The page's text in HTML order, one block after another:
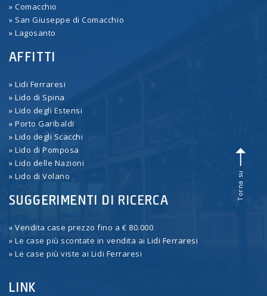
» Comacchio
» San Giuseppe di Comacchio
» Lagosanto
AFFITTI
» Lidi Ferraresi
» Lido di Spina
» Lido degli Estensi
» Porto Garibaldi
» Lido degli Scacchi
» Lido di Pomposa
» Lido delle Nazioni
» Lido di Volano
SUGGERIMENTI DI RICERCA
» Vendita case prezzo fino a € 80.000
» Le case più scontate in vendita ai Lidi Ferraresi
» Le case più viste ai Lidi Ferraresi
LINK
Torna su